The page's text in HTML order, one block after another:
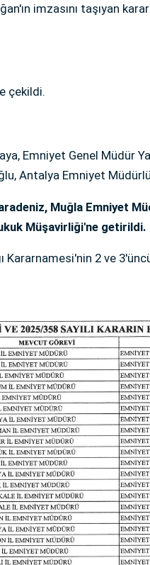
imzasını taşıyan
çekildi.
Emniyet Genel Müdür
Antalya Emniyet
Muğla Emniyet
Müşavirliği'ne getirildi.
Kararnamesi'nin 2 ve